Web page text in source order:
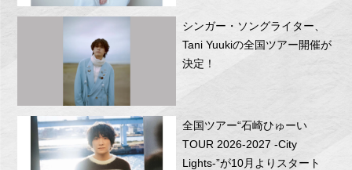
シンガー・ソングライター、
Tani Yuukiの全国ツアー開催が
決定！
全国ツアー“石崎ひゅーい
TOUR 2026-2027 -City
Lights-”が10月よりスタート